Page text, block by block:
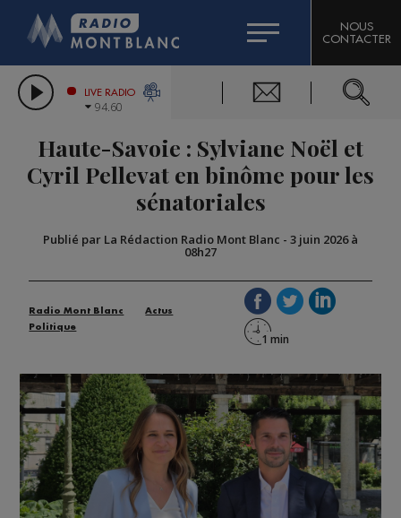
LES CHRONIQUES DE L'EXPERT
CITIZEN MACHINERY
GRAND MASSIF DOMAINES SKIABLES
BIGARD
COMPAGNIE DU MONT-BLANC
NOUS
CONTACTER
LIVE RADIO
94.60
Haute-Savoie : Sylviane Noël et
Cyril Pellevat en binôme pour les
sénatoriales
Publié par La Rédaction Radio Mont Blanc - 3 juin 2026 à
08h27
Radio Mont Blanc
Actus
Politique